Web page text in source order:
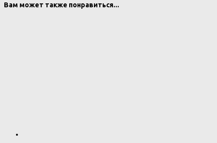
Вам может также понравиться...